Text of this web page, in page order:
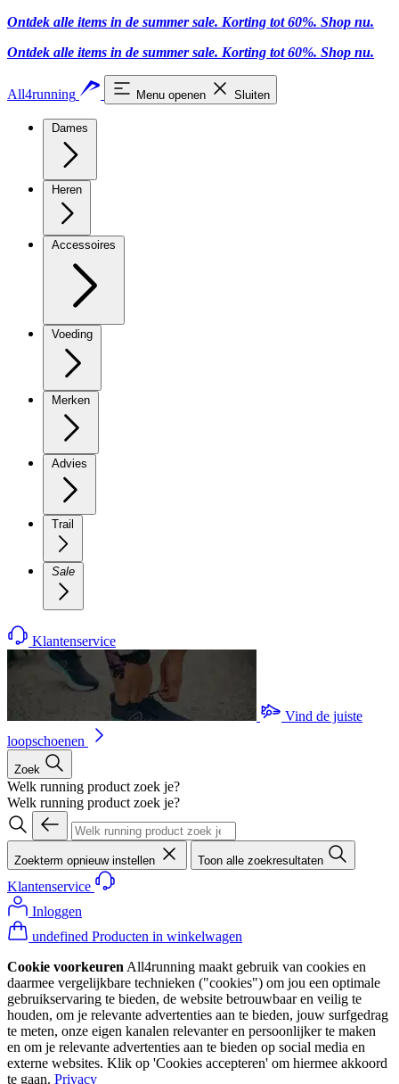
Ontdek alle items in de summer sale. Korting tot 60%. Shop nu.
Ontdek alle items in de summer sale. Korting tot 60%. Shop nu.
All4running Menu openen Sluiten
Dames
Heren
Accessoires
Voeding
Merken
Advies
Trail
Sale
Klantenservice
Vind de juiste
loopschoenen
Zoek
Welk running product zoek je?
Welk running product zoek je?
Zoekterm opnieuw instellen Toon alle zoekresultaten
Klantenservice
Inloggen
undefined Producten in winkelwagen
Cookie voorkeuren All4running maakt gebruik van cookies en
daarmee vergelijkbare technieken ("cookies") om jou een optimale
gebruikservaring te bieden, de website betrouwbaar en veilig te
houden, om je relevante advertenties aan te bieden, jouw surfgedrag
te meten, onze eigen kanalen relevanter en persoonlijker te maken
en om je relevante advertenties aan te bieden op social media en
externe websites. Klik op 'Cookies accepteren' om hiermee akkoord
te gaan. Privacy